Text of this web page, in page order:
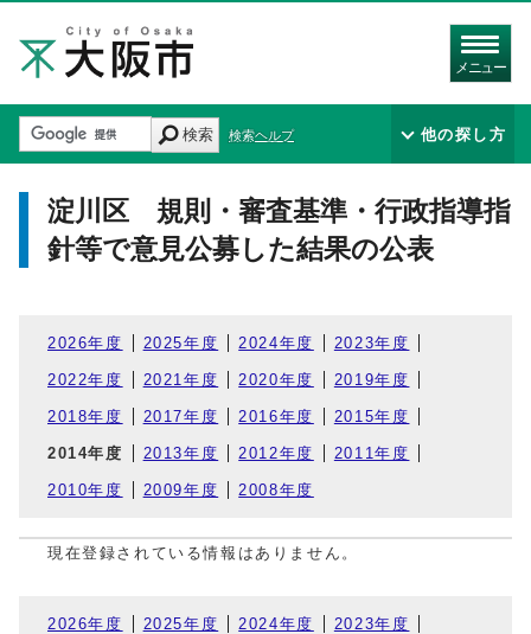
メニュー
検索 検索ヘルプ 他の探し方
淀川区 規則・審査基準・行政指導指
針等で意見公募した結果の公表
2026年度 2025年度 2024年度 2023年度
2022年度 2021年度 2020年度 2019年度
2018年度 2017年度 2016年度 2015年度
2014年度 2013年度 2012年度 2011年度
2010年度 2009年度 2008年度
現在登録されている情報はありません。
2026年度 2025年度 2024年度 2023年度